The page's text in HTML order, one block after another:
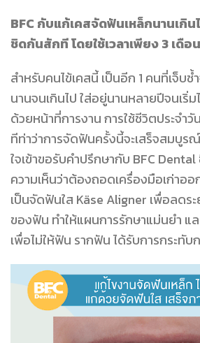
BFC กับแก้เคสจัดฟันเหล็กนานเกิน
ชิดกันสักที โดยใช้เวลาเพียง 3 เดือ
สำหรับคนไข้เคสนี้ เป็นอีก 1 คนที่เจ็บ
นานจนเกินไป ใส่อยู่นานหลายปีจนเริ่
ด้วยหน้าที่การงาน การใช้ชีวิตประจำ
ทีท่าว่าการจัดฟันครั้งนี้จะเสร็จสมบู
ใจเข้าขอรับคำปรึกษากับ BFC
ความเห็นว่าต้องถอดเครื่องมือเก่าออ
เป็นจัดฟันใส Käse Aligner เพื่อลดระ
ของฟัน ทำให้แผนการรักษาแม่นยำ แ
เพื่อไม่ให้ฟัน รากฟัน ได้รับการกระทับ